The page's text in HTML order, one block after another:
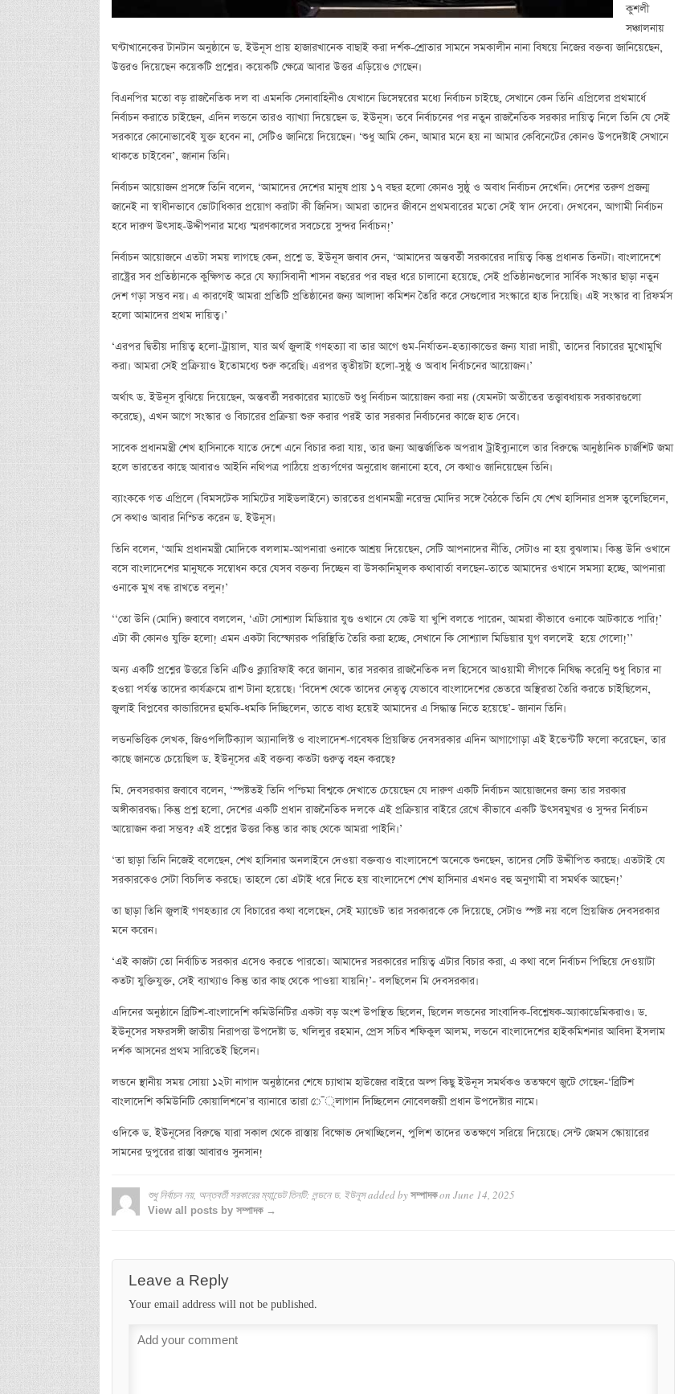
কুশলী
সঞ্চালনায়
ঘণ্টাখানেকের টানটান অনুষ্ঠানে ড. ইউনূস প্রায় হাজারখানেক বাছাই করা দর্শক-শ্রোতার সামনে সমকালীন নানা বিষয়ে নিজের বক্তব্য জানিয়েছেন,
উত্তরও দিয়েছেন কয়েকটি প্রশ্নের। কয়েকটি ক্ষেত্রে আবার উত্তর এড়িয়েও গেছেন।
বিএনপির মতো বড় রাজনৈতিক দল বা এমনকি সেনাবাহিনীও যেখানে ডিসেম্বরের মধ্যে নির্বাচন চাইছে, সেখানে কেন তিনি এপ্রিলের প্রথমার্ধে
নির্বাচন করাতে চাইছেন, এদিন লন্ডনে তারও ব্যাখ্যা দিয়েছেন ড. ইউনূস। তবে নির্বাচনের পর নতুন রাজনৈতিক সরকার দায়িত্ব নিলে তিনি যে সেই
সরকারে কোনোভাবেই যুক্ত হবেন না, সেটিও জানিয়ে দিয়েছেন। ‘শুধু আমি কেন, আমার মনে হয় না আমার কেবিনেটের কোনও উপদেষ্টাই সেখানে
থাকতে চাইবেন’, জানান তিনি।
নির্বাচন আয়োজন প্রসঙ্গে তিনি বলেন, ‘আমাদের দেশের মানুষ প্রায় ১৭ বছর হলো কোনও সুষ্ঠু ও অবাধ নির্বাচন দেখেনি। দেশের তরুণ প্রজন্ম
জানেই না স্বাধীনভাবে ভোটাধিকার প্রয়োগ করাটা কী জিনিস। আমরা তাদের জীবনে প্রথমবারের মতো সেই স্বাদ দেবো। দেখবেন, আগামী নির্বাচন
হবে দারুণ উৎসাহ-উদ্দীপনার মধ্যে স্মরণকালের সবচেয়ে সুন্দর নির্বাচন!’
নির্বাচন আয়োজনে এতটা সময় লাগছে কেন, প্রশ্নে ড. ইউনূস জবাব দেন, ‘আমাদের অন্তবর্তী সরকারের দায়িত্ব কিন্তু প্রধানত তিনটা। বাংলাদেশে
রাষ্ট্রের সব প্রতিষ্ঠানকে কুক্ষিগত করে যে ফ্যাসিবাদী শাসন বছরের পর বছর ধরে চালানো হয়েছে, সেই প্রতিষ্ঠানগুলোর সার্বিক সংস্কার ছাড়া নতুন
দেশ গড়া সম্ভব নয়। এ কারণেই আমরা প্রতিটি প্রতিষ্ঠানের জন্য আলাদা কমিশন তৈরি করে সেগুলোর সংস্কারে হাত দিয়েছি। এই সংস্কার বা রিফর্মস
হলো আমাদের প্রথম দায়িত্ব।’
‘এরপর দ্বিতীয় দায়িত্ব হলো-ট্রায়াল, যার অর্থ জুলাই গণহত্যা বা তার আগে গুম-নির্যাতন-হত্যাকান্ডের জন্য যারা দায়ী, তাদের বিচারের মুখোমুখি
করা। আমরা সেই প্রক্রিয়াও ইতোমধ্যে শুরু করেছি। এরপর তৃতীয়টা হলো-সুষ্ঠু ও অবাধ নির্বাচনের আয়োজন।’
অর্থাৎ ড. ইউনূস বুঝিয়ে দিয়েছেন, অন্তবর্তী সরকারের ম্যান্ডেট শুধু নির্বাচন আয়োজন করা নয় (যেমনটা অতীতের তত্ত্বাবধায়ক সরকারগুলো
করেছে), এখন আগে সংস্কার ও বিচারের প্রক্রিয়া শুরু করার পরই তার সরকার নির্বাচনের কাজে হাত দেবে।
সাবেক প্রধানমন্ত্রী শেখ হাসিনাকে যাতে দেশে এনে বিচার করা যায়, তার জন্য আন্তর্জাতিক অপরাধ ট্রাইব্যুনালে তার বিরুদ্ধে আনুষ্ঠানিক চার্জশিট জমা
হলে ভারতের কাছে আবারও আইনি নথিপত্র পাঠিয়ে প্রত্যর্পণের অনুরোধ জানানো হবে, সে কথাও জানিয়েছেন তিনি।
ব্যাংককে গত এপ্রিলে (বিমসটেক সামিটের সাইডলাইনে) ভারতের প্রধানমন্ত্রী নরেন্দ্র মোদির সঙ্গে বৈঠকে তিনি যে শেখ হাসিনার প্রসঙ্গ তুলেছিলেন,
সে কথাও আবার নিশ্চিত করেন ড. ইউনূস।
তিনি বলেন, ‘আমি প্রধানমন্ত্রী মোদিকে বললাম-আপনারা ওনাকে আশ্রয় দিয়েছেন, সেটি আপনাদের নীতি, সেটাও না হয় বুঝলাম। কিন্তু উনি ওখানে
বসে বাংলাদেশের মানুষকে সম্বোধন করে যেসব বক্তব্য দিচ্ছেন বা উসকানিমূলক কথাবার্তা বলছেন-তাতে আমাদের ওখানে সমস্যা হচ্ছে, আপনারা
ওনাকে মুখ বন্ধ রাখতে বলুন!’
‘‘তো উনি (মোদি) জবাবে বললেন, ‘এটা সোশ্যাল মিডিয়ার যুগু ওখানে যে কেউ যা খুশি বলতে পারেন, আমরা কীভাবে ওনাকে আটকাতে পারি!’
এটা কী কোনও যুক্তি হলো! এমন একটা বিস্ফোরক পরিস্থিতি তৈরি করা হচ্ছে, সেখানে কি সোশ্যাল মিডিয়ার যুগ বললেই হয়ে গেলো!’’
অন্য একটি প্রশ্নের উত্তরে তিনি এটিও ক্ল্যারিফাই করে জানান, তার সরকার রাজনৈতিক দল হিসেবে আওয়ামী লীগকে নিষিদ্ধ করেনিু শুধু বিচার না
হওয়া পর্যন্ত তাদের কার্যক্রমে রাশ টানা হয়েছে। ‘বিদেশ থেকে তাদের নেতৃত্ব যেভাবে বাংলাদেশের ভেতরে অস্থিরতা তৈরি করতে চাইছিলেন,
জুলাই বিপ্লবের কান্ডারিদের হুমকি-ধমকি দিচ্ছিলেন, তাতে বাধ্য হয়েই আমাদের এ সিদ্ধান্ত নিতে হয়েছে’- জানান তিনি।
লন্ডনভিত্তিক লেখক, জিওপলিটিক্যাল অ্যানালিস্ট ও বাংলাদেশ-গবেষক প্রিয়জিত দেবসরকার এদিন আগাগোড়া এই ইভেন্টটি ফলো করেছেন, তার
কাছে জানতে চেয়েছিল ড. ইউনূসের এই বক্তব্য কতটা গুরুত্ব বহন করছে?
মি. দেবসরকার জবাবে বলেন, ‘স্পষ্টতই তিনি পশ্চিমা বিশ্বকে দেখাতে চেয়েছেন যে দারুণ একটি নির্বাচন আয়োজনের জন্য তার সরকার
অঙ্গীকারবদ্ধ। কিন্তু প্রশ্ন হলো, দেশের একটি প্রধান রাজনৈতিক দলকে এই প্রক্রিয়ার বাইরে রেখে কীভাবে একটি উৎসবমুখর ও সুন্দর নির্বাচন
আয়োজন করা সম্ভব? এই প্রশ্নের উত্তর কিন্তু তার কাছ থেকে আমরা পাইনি।’
‘তা ছাড়া তিনি নিজেই বলেছেন, শেখ হাসিনার অনলাইনে দেওয়া বক্তব্যও বাংলাদেশে অনেকে শুনছেন, তাদের সেটি উদ্দীপিত করছে। এতটাই যে
সরকারকেও সেটা বিচলিত করছে। তাহলে তো এটাই ধরে নিতে হয় বাংলাদেশে শেখ হাসিনার এখনও বহু অনুগামী বা সমর্থক আছেন!’
তা ছাড়া তিনি জুলাই গণহত্যার যে বিচারের কথা বলেছেন, সেই ম্যান্ডেট তার সরকারকে কে দিয়েছে, সেটাও স্পষ্ট নয় বলে প্রিয়জিত দেবসরকার
মনে করেন।
‘এই কাজটা তো নির্বাচিত সরকার এসেও করতে পারতো। আমাদের সরকারের দায়িত্ব এটার বিচার করা, এ কথা বলে নির্বাচন পিছিয়ে দেওয়াটা
কতটা যুক্তিযুক্ত, সেই ব্যাখ্যাও কিন্তু তার কাছ থেকে পাওয়া যায়নি!’- বলছিলেন মি দেবসরকার।
এদিনের অনুষ্ঠানে ব্রিটিশ-বাংলাদেশি কমিউনিটির একটা বড় অংশ উপস্থিত ছিলেন, ছিলেন লন্ডনের সাংবাদিক-বিশ্লেষক-অ্যাকাডেমিকরাও। ড.
ইউনূসের সফরসঙ্গী জাতীয় নিরাপত্তা উপদেষ্টা ড. খলিলুর রহমান, প্রেস সচিব শফিকুল আলম, লন্ডনে বাংলাদেশের হাইকমিশনার আবিদা ইসলাম
দর্শক আসনের প্রথম সারিতেই ছিলেন।
লন্ডনে স্থানীয় সময় সোয়া ১২টা নাগাদ অনুষ্ঠানের শেষে চ্যাথাম হাউজের বাইরে অল্প কিছু ইউনূস সমর্থকও ততক্ষণে জুটে গেছেন-‘ব্রিটিশ
বাংলাদেশি কমিউনিটি কোয়ালিশনে’র ব্যানারে তারা ে¯্লাগান দিচ্ছিলেন নোবেলজয়ী প্রধান উপদেষ্টার নামে।
ওদিকে ড. ইউনূসের বিরুদ্ধে যারা সকাল থেকে রাস্তায় বিক্ষোভ দেখাচ্ছিলেন, পুলিশ তাদের ততক্ষণে সরিয়ে দিয়েছে। সেন্ট জেমস স্কোয়ারের
সামনের দুপুরের রাস্তা আবারও সুনসান!
শুধু নির্বাচন নয়, অন্তবর্তী সরকারের ম্যান্ডেট তিনটি: লন্ডনে ড. ইউনূসadded by সম্পাদকon June 14, 2025
View all posts by সম্পাদক →
Leave a Reply
Your email address will not be published.